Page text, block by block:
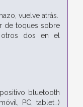
vuelve atrás.
de toques sobre
dos en el
bluetooth
PC, tablet…)